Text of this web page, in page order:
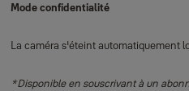
Mode confidentialité
La caméra s'éteint automatiquement
*Disponible en souscrivant à un